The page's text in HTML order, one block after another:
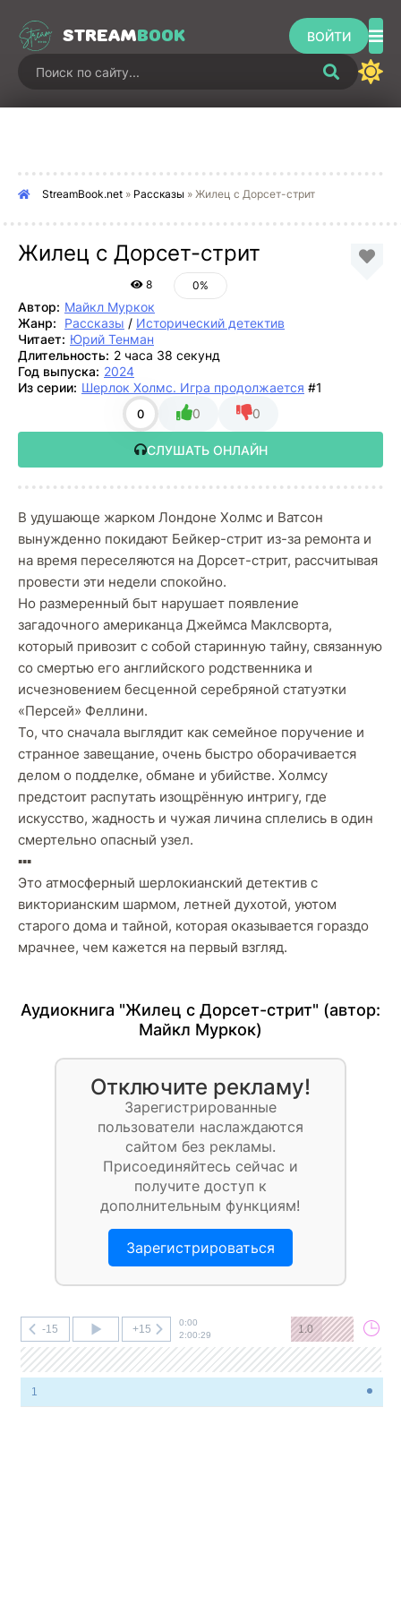
STREAMBOOK ВОЙТИ
StreamBook.net » Рассказы » Жилец с Дорсет-стрит
Жилец с Дорсет-стрит
8 0%
Автор: Майкл Муркок
Жанр:
Рассказы / Исторический детектив
Читает: Юрий Тенман
Длительность: 2 часа 38 секунд
Год выпуска: 2024
Из серии: Шерлок Холмс. Игра продолжается #1
0 0 0
СЛУШАТЬ ОНЛАЙН
В удушающе жарком Лондоне Холмс и Ватсон
вынужденно покидают Бейкер-стрит из-за ремонта и
на время переселяются на Дорсет-стрит, рассчитывая
провести эти недели спокойно.
Но размеренный быт нарушает появление
загадочного американца Джеймса Маклсворта,
который привозит с собой старинную тайну, связанную
со смертью его английского родственника и
исчезновением бесценной серебряной статуэтки
«Персей» Феллини.
То, что сначала выглядит как семейное поручение и
странное завещание, очень быстро оборачивается
делом о подделке, обмане и убийстве. Холмсу
предстоит распутать изощрённую интригу, где
искусство, жадность и чужая личина сплелись в один
смертельно опасный узел.
▪️▪️▪️
Это атмосферный шерлокианский детектив с
викторианским шармом, летней духотой, уютом
старого дома и тайной, которая оказывается гораздо
мрачнее, чем кажется на первый взгляд.
Аудиокнига "Жилец с Дорсет-стрит" (автор:
Майкл Муркок)
Отключите рекламу!
Зарегистрированные
пользователи наслаждаются
сайтом без рекламы.
Присоединяйтесь сейчас и
получите доступ к
дополнительным функциям!
Зарегистрироваться
-15 +15
0:00
2:00:29
1.0
1